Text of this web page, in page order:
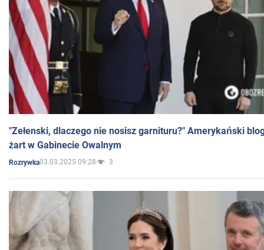
"Zełenski, dlaczego nie nosisz garnituru?" Amerykański
żart w Gabinecie Owalnym
Rozrywka03.03.2025 09:28 3